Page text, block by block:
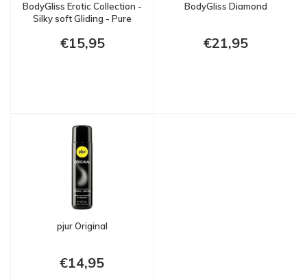
BodyGliss Erotic Collection -
Silky soft Gliding - Pure
€15,95
BodyGliss Diamond
€21,95
pjur Original
€14,95